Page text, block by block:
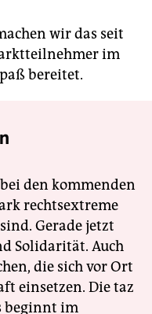
wir das seit
im
bereitet.
den kommenden
rechtsextreme
Gerade jetzt
Solidarität. Auch
die sich vor Ort
einsetzen. Die taz
beginnt im